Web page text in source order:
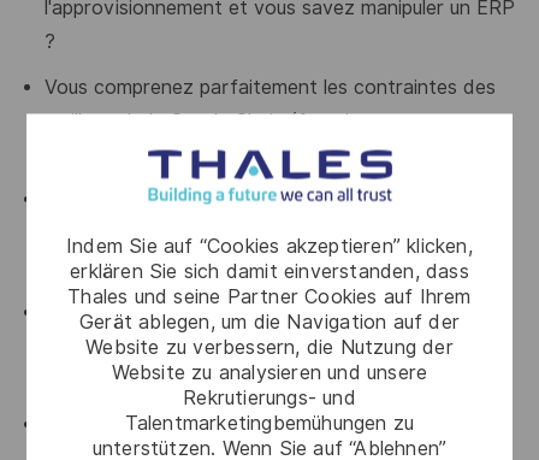
Indem Sie auf “Cookies akzeptieren” klicken,
erklären Sie sich damit einverstanden, dass
Thales und seine Partner Cookies auf Ihrem
Gerät ablegen, um die Navigation auf der
Website zu verbessern, die Nutzung der
Website zu analysieren und unsere
Rekrutierungs- und
Talentmarketingbemühungen zu
unterstützen. Wenn Sie auf “Ablehnen”
l'approvisionnement et vous savez manipuler un ERP
?
Vous comprenez parfaitement les contraintes des
maillons de la Supply Chain (fournisseur – transport
– production – vente) ?
Les notions de réglementations douanières et
contrôle des exportations n’ont plus de secret pour
vous ?
On vous reconnaît pour votre excellent relationnel,
votre adaptation et votre capacité à respect
consignes ?
Vous maîtrisez un anglais technique de base ?